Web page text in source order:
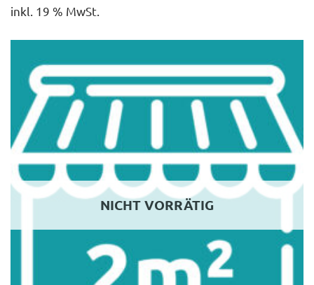
inkl. 19 % MwSt.
NICHT VORRÄTIG